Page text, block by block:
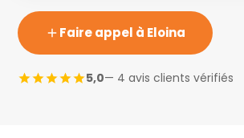
Faire appel à Eloina
5,0— 4 avis clients vérifiés